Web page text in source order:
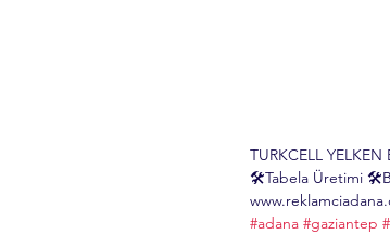
TURKCELL
🛠Tabela Üretimi
#adana #gaziantep